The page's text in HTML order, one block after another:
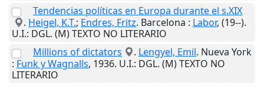
Tendencias políticas en Europa durante el s.XIX
. Heigel, K.T.; Endres, Fritz. Barcelona : Labor, (19--).
U.I.: DGL. (M) TEXTO NO LITERARIO
Millions of dictators
. Lengyel, Emil. Nueva York
: Funk y Wagnalls, 1936. U.I.: DGL. (M) TEXTO NO
LITERARIO